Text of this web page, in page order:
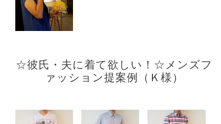
☆彼氏・夫に着て欲しい！☆メンズフ
ァッション提案例（Ｋ様）